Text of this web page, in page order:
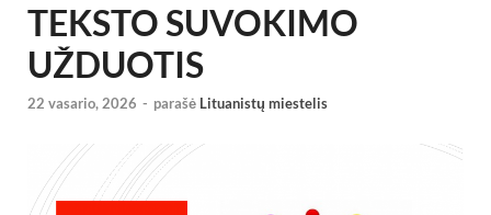
TEKSTO SUVOKIMO
UŽDUOTIS
22 vasario, 2026 - parašė Lituanistų miestelis